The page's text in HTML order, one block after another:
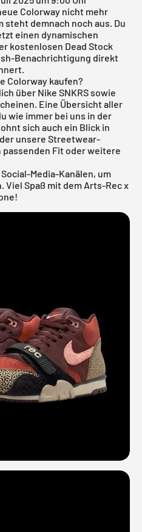
Colorway nicht mehr
demnach noch aus. Du
einen dynamischen
kostenlosen Dead Stock
Benachrichtigung direkt
Colorway kaufen?
über Nike SNKRS sowie
Eine Übersicht aller
wie immer bei uns in der
sich auch ein Blick in
unsere Streetwear-
passenden Fit oder weitere
Media-Kanälen, um
Viel Spaß mit dem Arts-Rec x